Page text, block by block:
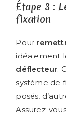
Étape 3 :
fixation
Pour
idéalement
déflecteur.
système de
posés,
Assurez-